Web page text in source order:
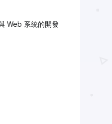
Web 系統的開發